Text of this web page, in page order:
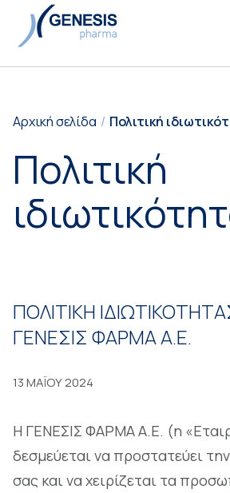
Αρχική σελίδα Πολιτική
Πολιτική
ΠΟΛΙΤΙΚΗ
ΓΕΝΕΣΙΣ ΦΑΡΜΑ Α.Ε.
13 ΜΑΪΟΥ 2024
Η ΓΕΝΕΣΙΣ ΦΑΡΜΑ Α.Ε. (η
δεσμεύεται να προστατεύει
σας και να χειρίζεται τα